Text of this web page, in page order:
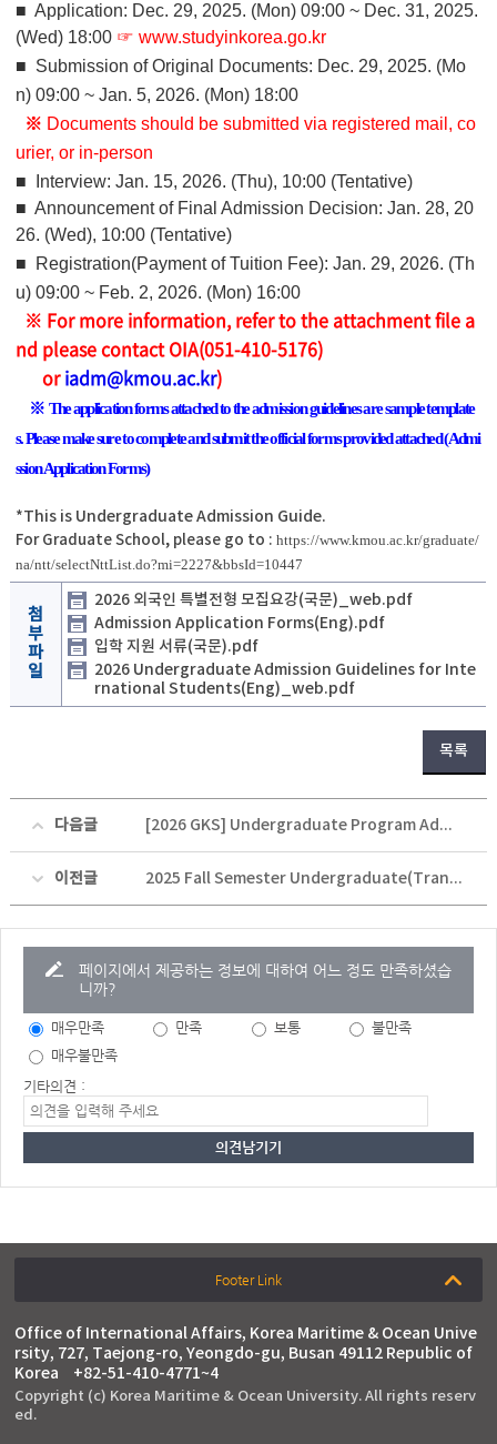
■ Application: Dec. 29, 2025. (Mon) 09:00 ~ Dec. 31, 2025.
(Wed) 18:00 ☞ www.studyinkorea.go.kr
■ Submission of Original Documents: Dec. 29, 2025. (Mo
n) 09:00 ~ Jan. 5, 2026. (Mon) 18:00
※ Documents should be submitted via registered mail, co
urier, or in-person
■ Interview: Jan. 15, 2026. (Thu), 10:00 (Tentative)
■ Announcement of Final Admission Decision: Jan. 28, 20
26. (Wed), 10:00 (Tentative)
■ Registration(Payment of Tuition Fee): Jan. 29, 2026. (Th
u) 09:00 ~ Feb. 2, 2026. (Mon) 16:00
※ For more information, refer to the attachment file a
nd please contact OIA(051-410-5176)
oriadm@kmou.ac.kr)
※ The application forms attached to the admission guidelines are sample template
s. Please make sure to complete and submit the official forms provided attached (Admi
ssion Application Forms)
*This is Undergraduate Admission Guide.
For Graduate School, please go to : https://www.kmou.ac.kr/graduate/
na/ntt/selectNttList.do?mi=2227&bbsId=10447
첨
부
파
일
2026 외국인 특별전형 모집요강(국문)_web.pdf
Admission Application Forms(Eng).pdf
입학 지원 서류(국문).pdf
2026 Undergraduate Admission Guidelines for Inte
rnational Students(Eng)_web.pdf
목록
다음글 [2026 GKS] Undergraduate Program Admission Guidelines
이전글 2025 Fall Semester Undergraduate(Transfer) Application Guidelines For International Students(2025학년도 후기 외국인 특별전형 편입생 모집 안내)
페이지에서 제공하는 정보에 대하여 어느 정도 만족하셨습
니까?
매우만족 만족 보통
불만족
매우불만족
기타의견 :
Footer Link
Office of International Affairs, Korea Maritime & Ocean Unive
rsity, 727, Taejong-ro, Yeongdo-gu, Busan 49112 Republic of
Korea
+82-51-410-4771~4
Copyright (c) Korea Maritime & Ocean University. All rights reserv
ed.